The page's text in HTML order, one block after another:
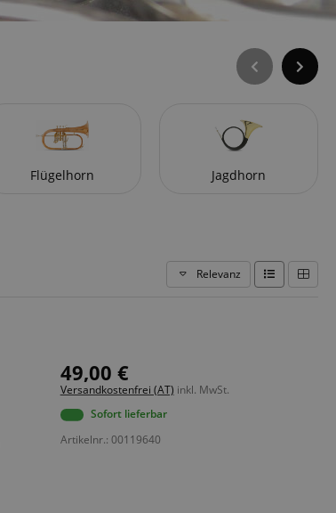
Flügelhorn Jagdhorn
Relevanz
49,00 €
Versandkostenfrei (AT) inkl. MwSt.
Sofort lieferbar
Artikelnr.: 00119640